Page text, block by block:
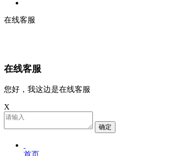
在线客服
在线客服
您好，我这边是在线客服
X
确定
首页